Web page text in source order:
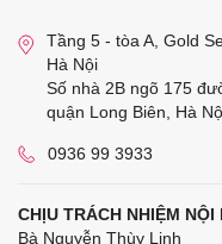
Tầng 5 - tòa A, Gold
Hà Nội
Số nhà 2B ngõ 175
quận Long Biên, Hà
0936 99 3933
CHỊU TRÁCH NHIỆM NỘI
Bà Nguyễn Thùy Linh